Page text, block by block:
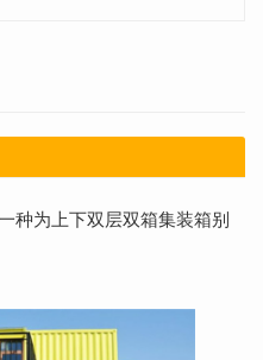
种为上下双层双箱集装箱别